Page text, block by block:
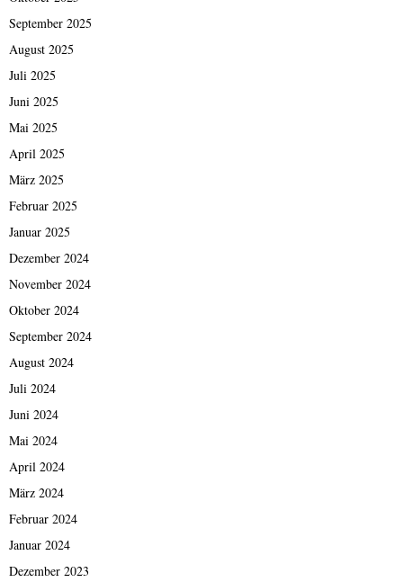
September 2025
August 2025
Juli 2025
Juni 2025
Mai 2025
April 2025
März 2025
Februar 2025
Januar 2025
Dezember 2024
November 2024
Oktober 2024
September 2024
August 2024
Juli 2024
Juni 2024
Mai 2024
April 2024
März 2024
Februar 2024
Januar 2024
Dezember 2023